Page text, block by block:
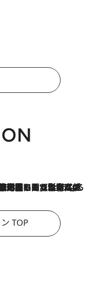
ャージ料の高値が続いている」ホルムズ海峡封鎖による影響はいつまで続く？《エネルギー専門家に聞く“どうなる日本の暮らし”》
TOP